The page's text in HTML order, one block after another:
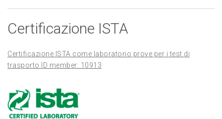
Certificazione ISTA
Certificazione ISTA come laboratorio prove per i test di
trasporto ID member: 10913